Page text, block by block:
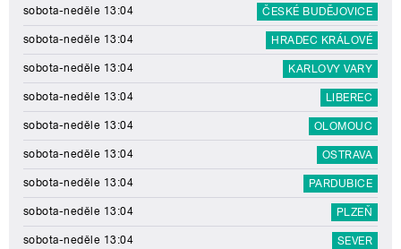
sobota-neděle 13:04 ČESKÉ BUDĚJOVICE
sobota-neděle 13:04 HRADEC KRÁLOVÉ
sobota-neděle 13:04 KARLOVY VARY
sobota-neděle 13:04 LIBEREC
sobota-neděle 13:04 OLOMOUC
sobota-neděle 13:04 OSTRAVA
sobota-neděle 13:04 PARDUBICE
sobota-neděle 13:04 PLZEŇ
sobota-neděle 13:04 SEVER